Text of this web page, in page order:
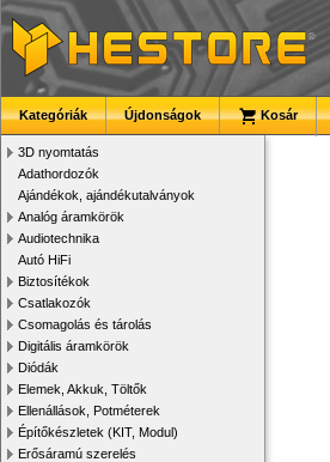
Kategóriák Újdonságok Kosár
3D nyomtatás
Adathordozók
Ajándékok, ajándékutalványok
Analóg áramkörök
Audiotechnika
Autó HiFi
Biztosítékok
Csatlakozók
Csomagolás és tárolás
Digitális áramkörök
Diódák
Elemek, Akkuk, Töltők
Ellenállások, Potméterek
Építőkészletek (KIT, Modul)
Erősáramú szerelés